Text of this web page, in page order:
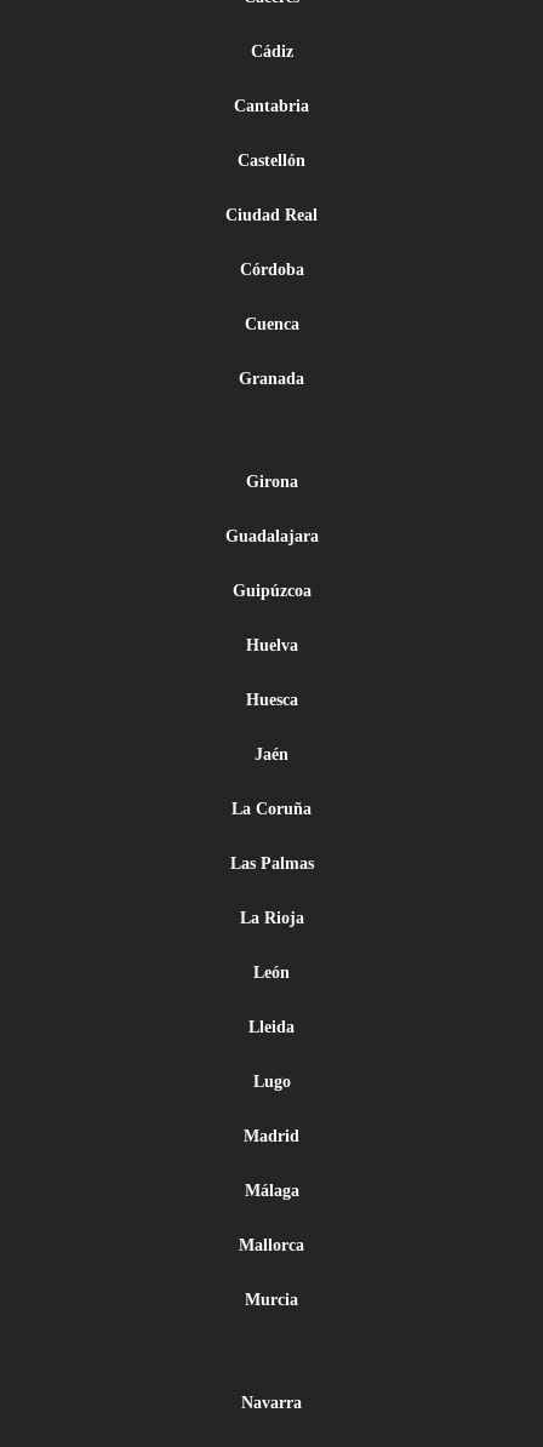
Cádiz
Cantabria
Castellón
Ciudad Real
Córdoba
Cuenca
Granada
Girona
Guadalajara
Guipúzcoa
Huelva
Huesca
Jaén
La Coruña
Las Palmas
La Rioja
León
Lleida
Lugo
Madrid
Málaga
Mallorca
Murcia
Navarra